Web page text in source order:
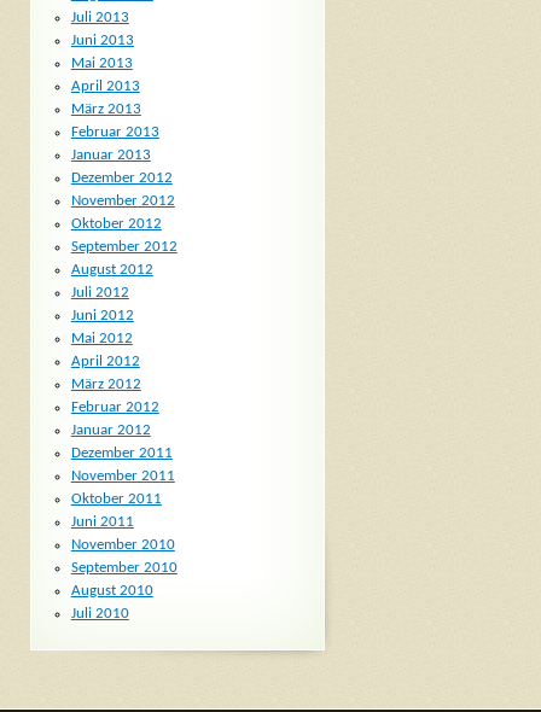
Juli 2013
Juni 2013
Mai 2013
April 2013
März 2013
Februar 2013
Januar 2013
Dezember 2012
November 2012
Oktober 2012
September 2012
August 2012
Juli 2012
Juni 2012
Mai 2012
April 2012
März 2012
Februar 2012
Januar 2012
Dezember 2011
November 2011
Oktober 2011
Juni 2011
November 2010
September 2010
August 2010
Juli 2010